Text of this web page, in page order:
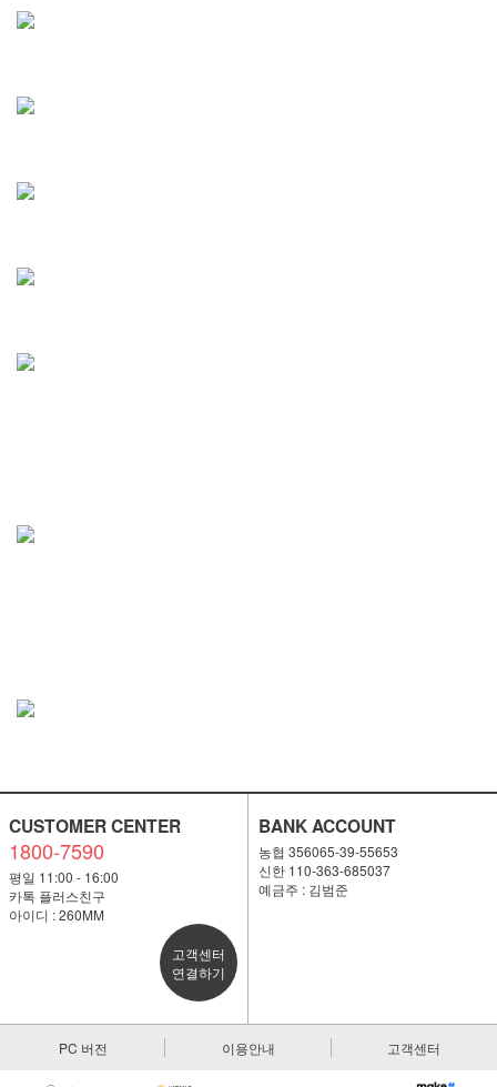
CUSTOMER CENTER
1800-7590
평일 11:00 - 16:00
카톡 플러스친구
아이디 : 260MM
고객센터
연결하기
BANK ACCOUNT
농협 356065-39-55653
신한 110-363-685037
예금주 : 김범준
PC 버전 이용안내 고객센터